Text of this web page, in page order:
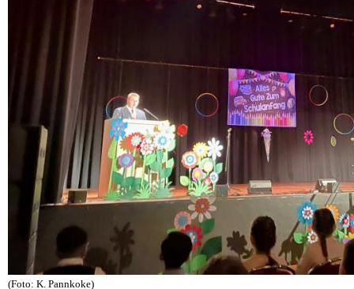
(Foto: K. Pannkoke)